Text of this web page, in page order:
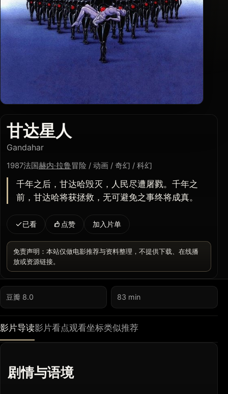
甘达星人
Gandahar
1987法国赫内·拉鲁冒险 / 动画 / 奇幻 / 科幻
千年之后，甘达哈毁灭，人民尽遭屠戮。千年之
前，甘达哈将获拯救，无可避免之事终将成真。
已看 点赞 加入片单
免责声明：本站仅做电影推荐与资料整理，不提供下载、在线播
放或资源链接。
豆瓣 8.0 83 min
影片导读影片看点观看坐标类似推荐
剧情与语境